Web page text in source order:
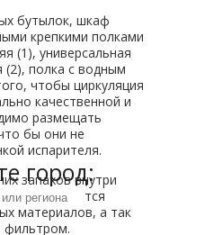
бутылок, шкаф
крепкими полками
(1), универсальная
(2), полка с водным
чтобы циркуляция
качественной и
размещать
бы они не
испарителя.
запахов внутри
материалов, а так
фильтром.
город: